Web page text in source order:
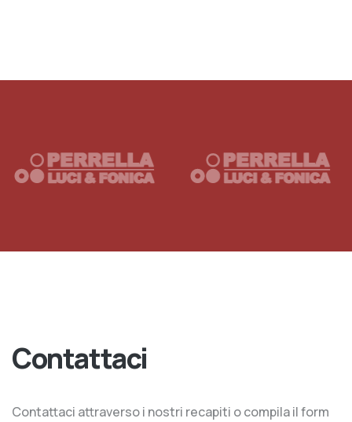
Contattaci
Contattaci attraverso i nostri recapiti o compila il form